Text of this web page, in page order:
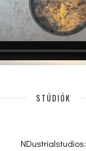
STÚDIÓK
NDustrialstudios: